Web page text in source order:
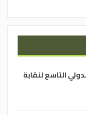
التاسع لنقابة